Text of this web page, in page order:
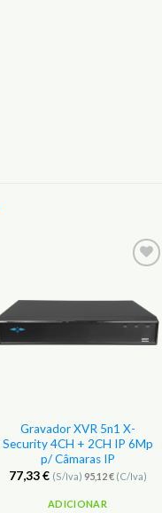
Favoritos
Gravador XVR 5n1 X-
Security 4CH + 2CH IP 6Mp
p/ Câmaras IP
77,33€ (S/Iva) 95,12€(C/Iva)
ADICIONAR